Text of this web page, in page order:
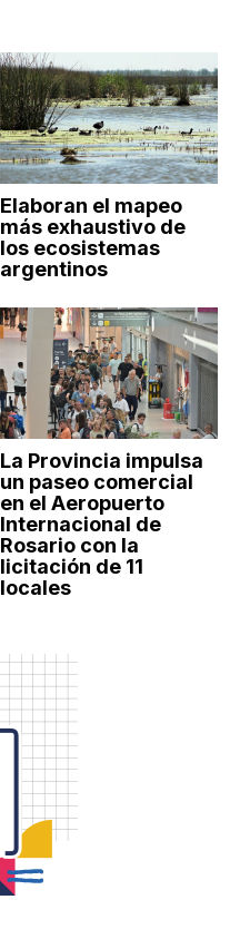
Elaboran el mapeo
más exhaustivo de
los ecosistemas
argentinos
La Provincia impulsa
un paseo comercial
en el Aeropuerto
Internacional de
Rosario con la
licitación de 11
locales